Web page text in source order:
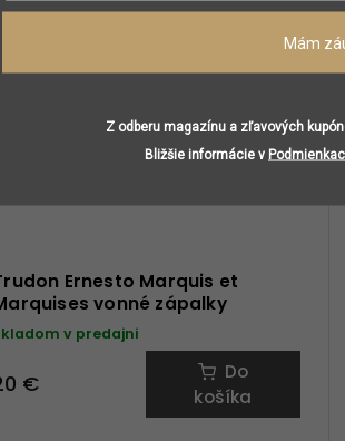
Ernesto Marquis et
vonné zápalky
v predajni
€
Do
košíka
Mám
Z odberu magazínu a zľavových
Bližšie informácie v